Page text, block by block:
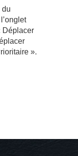
du
Déplacer
».